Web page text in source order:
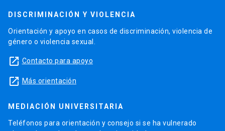
DISCRIMINACIÓN Y VIOLENCIA
Orientación y apoyo en casos de discriminación, violencia de
género o violencia sexual.
launch Contacto para apoyo
launch Más orientación
MEDIACIÓN UNIVERSITARIA
Teléfonos para orientación y consejo si se ha vulnerado